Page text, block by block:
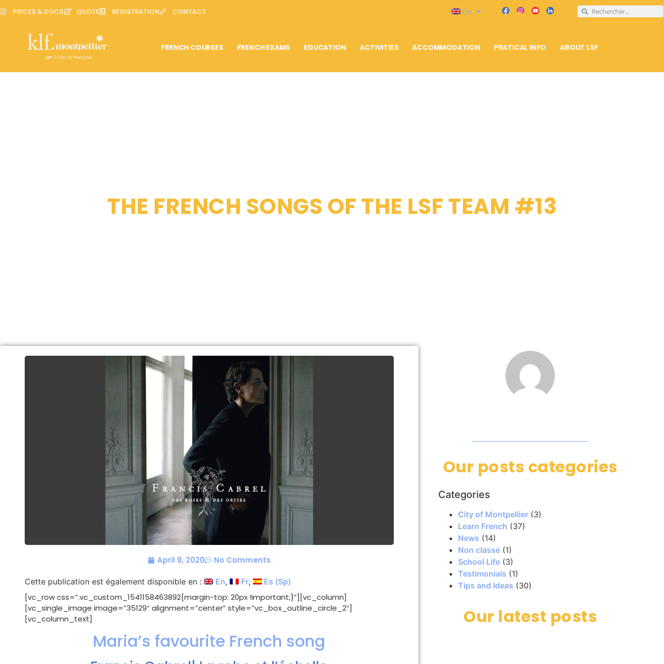
PRICES & DOCS QUOTE REGISTRATION CONTACT En
FRENCH COURSES FRENCH EXAMS EDUCATION ACTIVITIES ACCOMMODATION PRATICAL INFO ABOUT LSF
THE FRENCH SONGS OF THE LSF TEAM #13
April 9, 2020 No Comments
Cette publication est également disponible en : En Fr Es (Sp)
[vc_row css=”.vc_custom_1541158463892{margin-top: 20px !important;}”][vc_column]
[vc_single_image image=”35129″ alignment=”center” style=”vc_box_outline_circle_2″]
[vc_column_text]
Maria’s favourite French song
Our posts categories
Categories
City of Montpellier(3)
Learn French (37)
News (14)
Non classé(1)
School Life(3)
Testimonials (1)
Tips and Ideas (30)
Our latest posts